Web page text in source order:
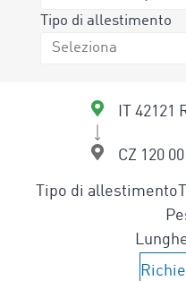
Tipo di allestimento
IT
CZ 120
Tipo di allestimento